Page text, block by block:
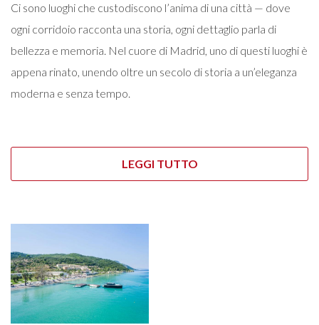
Ci sono luoghi che custodiscono l’anima di una città — dove
ogni corridoio racconta una storia, ogni dettaglio parla di
bellezza e memoria. Nel cuore di Madrid, uno di questi luoghi è
appena rinato, unendo oltre un secolo di storia a un’eleganza
moderna e senza tempo.
LEGGI TUTTO